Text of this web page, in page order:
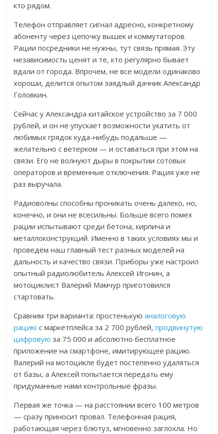
кто рядом.
Телефон отправляет сигнал адресно, конкретному
абоненту через цепочку вышек и коммутаторов.
Рации посредники не нужны, тут связь прямая. Эту
независимость ценят и те, кто регулярно бывает
вдали от города. Впрочем, не все модели одинаково
хороши, делится опытом заядлый дачник Александр
Головкин.
Сейчас у Александра китайское устройство за 7 000
рублей, и он не упускает возможности укатить от
любимых грядок куда-нибудь подальше —
желательно с ветерком — и оставаться при этом на
связи. Его не волнуют дыры в покрытии сотовых
операторов и временные отключения. Рация уже не
раз выручала.
Радиоволны способны проникать очень далеко, но,
конечно, и они не всесильны. Больше всего помех
рации испытывают среди бетона, кирпича и
металлоконструкций. Именно в таких условиях мы и
проведём наш главный тест разных моделей на
дальность и качество связи. Приборы уже настроил
опытный радиолюбитель Алексей Игонин, а
мотоциклист Валерий Мамчур приготовился
стартовать.
Сравним три варианта: простенькуюаналоговую
рацию с маркетплейса за 2 700 рублей,продвинутую
цифровую за 75 000 и абсолютно бесплатное
приложение на смартфоне, имитирующее рацию.
Валерий на мотоцикле будет постепенно удаляться
от базы, а Алексей попытается передать ему
придуманные нами контрольные фразы.
Первая же точка — на расстоянии всего 100 метров
— сразу приносит провал. Телефонная рация,
работающая через блютуз, мгновенно заглохла. Но